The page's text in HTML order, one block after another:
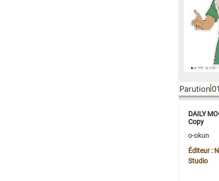
Parution
DAILY
Copy
o-okun
Éditeur :
Studio